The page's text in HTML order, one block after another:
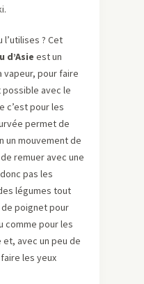
l’utilises ? Cet
d’Asie est un
vapeur, pour faire
avec le
c’est pour les
permet de
un mouvement de
remuer avec une
pas les
légumes tout
poignet pour
comme pour les
avec un peu de
les yeux